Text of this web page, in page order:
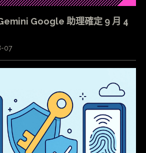
Google 助理確定 9 月 4
07